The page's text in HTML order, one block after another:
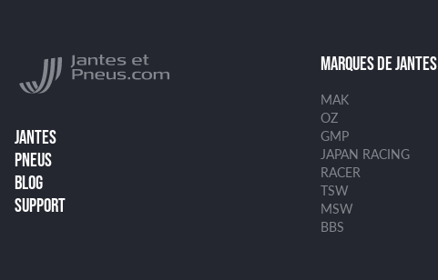
JANTES
PNEUS
BLOG
SUPPORT
MARQUES DE JANTES
MAK
OZ
GMP
JAPAN RACING
RACER
TSW
MSW
BBS